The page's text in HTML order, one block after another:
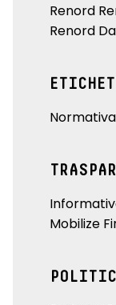
Renord
Renord
Mobilize